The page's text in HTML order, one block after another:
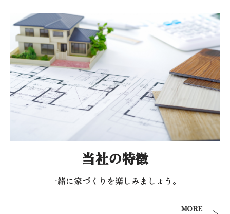
当社の特徴
一緒に家づくりを楽しみましょう。
MORE